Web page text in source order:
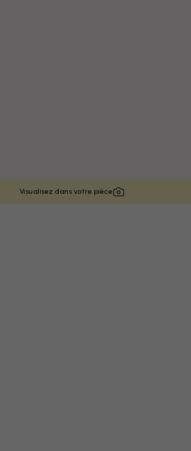
Visualisez dans votre pièce